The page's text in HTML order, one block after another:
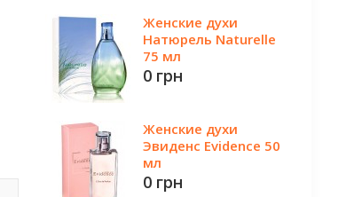
Женские духи
Натюрель Naturelle
75 мл
0 грн
Женские духи
Эвиденс Evidence 50
мл
0 грн